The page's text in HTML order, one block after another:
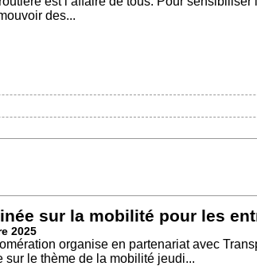
des...
sur la mobilité pour les
2025
organise en partenariat avec
sur le thème de la mobilité jeudi...